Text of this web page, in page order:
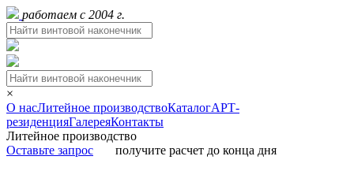
работаем с 2004 г.
×
О насЛитейное производствоКаталогАРТ-
резиденцияГалереяКонтакты
Литейное производство
Оставьте запрос получите расчет до конца дня